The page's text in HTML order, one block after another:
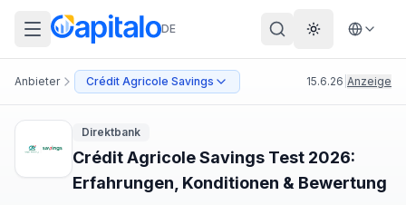
DE Theme
Anbieter Crédit Agricole Savings 15.6.26 Anzeige
Direktbank
Crédit Agricole Savings Test 2026:
Erfahrungen, Konditionen & Bewertung